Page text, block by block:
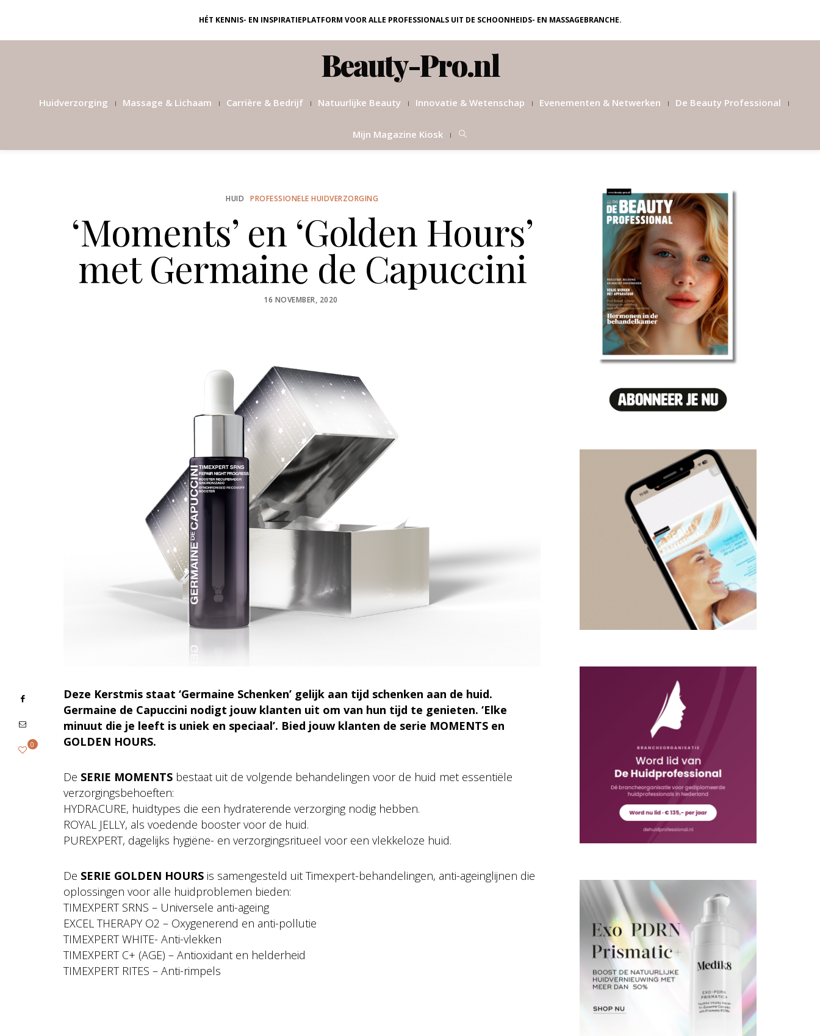
HÉT KENNIS- EN INSPIRATIEPLATFORM VOOR ALLE PROFESSIONALS UIT DE SCHOONHEIDS- EN MASSAGEBRANCHE.
Beauty-Pro.nl
Huidverzorging Massage & Lichaam Carrière & Bedrijf Natuurlijke Beauty Innovatie & Wetenschap Evenementen & Netwerken De Beauty Professional
Mijn Magazine Kiosk
HUID PROFESSIONELE HUIDVERZORGING
‘Moments’ en ‘Golden Hours’
met Germaine de Capuccini
POSTED
16 NOVEMBER, 2020
Deze Kerstmis staat ‘Germaine Schenken’ gelijk aan tijd schenken aan de huid.
Germaine de Capuccini nodigt jouw klanten uit om van hun tijd te genieten. ‘Elke
minuut die je leeft is uniek en speciaal’. Bied jouw klanten de serie MOMENTS en
GOLDEN HOURS.
De SERIE MOMENTS bestaat uit de volgende behandelingen voor de huid met essentiële
verzorgingsbehoeften:
HYDRACURE, huidtypes die een hydraterende verzorging nodig hebben.
ROYAL JELLY, als voedende booster voor de huid.
PUREXPERT, dagelijks hygiëne- en verzorgingsritueel voor een vlekkeloze huid.
De SERIE GOLDEN HOURS is samengesteld uit Timexpert-behandelingen, anti-ageinglijnen die
oplossingen voor alle huidproblemen bieden:
TIMEXPERT SRNS – Universele anti-ageing
EXCEL THERAPY O2 – Oxygenerend en anti-pollutie
TIMEXPERT WHITE- Anti-vlekken
TIMEXPERT C+ (AGE) – Antioxidant en helderheid
TIMEXPERT RITES – Anti-rimpels
0